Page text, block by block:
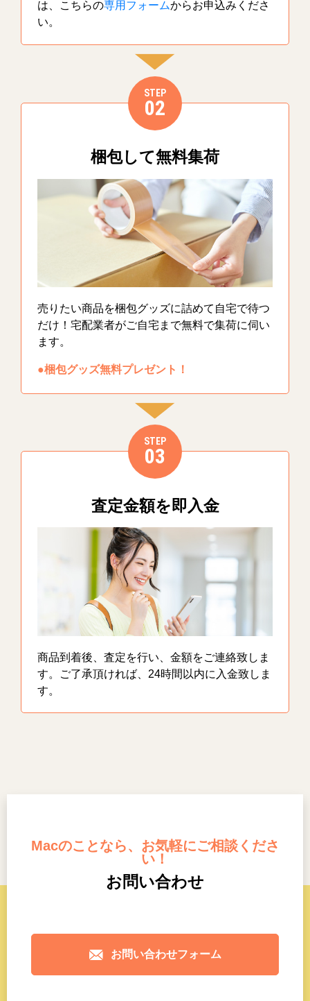
は、こちらの専用フォームからお申込みくださ
い。
STEP
02
梱包して無料集荷
売りたい商品を梱包グッズに詰めて自宅で待つ
だけ！宅配業者がご自宅まで無料で集荷に伺い
ます。
●梱包グッズ無料プレゼント！
STEP
03
査定金額を即入金
商品到着後、査定を行い、金額をご連絡致しま
す。ご了承頂ければ、24時間以内に入金致しま
す。
Macのことなら、お気軽にご相談くださ
い！
お問い合わせ
お問い合わせフォーム